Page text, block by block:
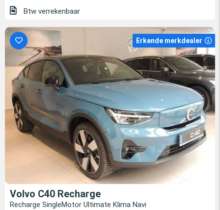
Btw verrekenbaar
Erkende merkdealer
Volvo C40 Recharge
Recharge SingleMotor Ultimate Klima Navi